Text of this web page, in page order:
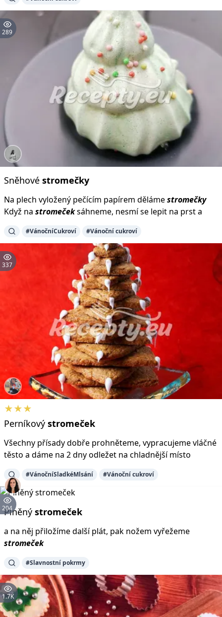
289
Sněhové stromečky
Na plech vyložený pečícím papírem dělámestromečky
Když na stromečeksáhneme, nesmí se lepit na prst a
#VánočníCukroví #Vánoční cukroví
337
★★★
Perníkový stromeček
Všechny přísady dobře prohněteme, vypracujeme vláčné
těsto a dáme na 2 dny odležet na chladnější místo
#VánočníSladkéMlsání #Vánoční cukroví
204
Plněný stromeček
a na něj přiložíme další plát, pak nožem vyřežeme
stromeček
#Slavnostní pokrmy
1.7K